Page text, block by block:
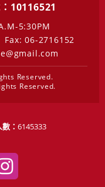
10116521
5:30PM
Fax: 06-2716152
Reserved.
Reserved.
： 6145333